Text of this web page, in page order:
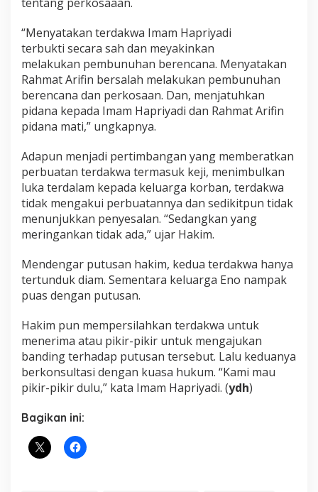
“Menyatakan terdakwa Imam Hapriyadi
terbukti secara sah dan meyakinkan
melakukan pembunuhan berencana. Menyatakan
Rahmat Arifin bersalah melakukan pembunuhan
berencana dan perkosaan. Dan, menjatuhkan
pidana kepada Imam Hapriyadi dan Rahmat Arifin
pidana mati,” ungkapnya.
Adapun menjadi pertimbangan yang memberatkan
perbuatan terdakwa termasuk keji, menimbulkan
luka terdalam kepada keluarga korban, terdakwa
tidak mengakui perbuatannya dan sedikitpun tidak
menunjukkan penyesalan. “Sedangkan yang
meringankan tidak ada,” ujar Hakim.
Mendengar putusan hakim, kedua terdakwa hanya
tertunduk diam. Sementara keluarga Eno nampak
puas dengan putusan.
Hakim pun mempersilahkan terdakwa untuk
menerima atau pikir-pikir untuk mengajukan
banding terhadap putusan tersebut. Lalu keduanya
berkonsultasi dengan kuasa hukum. “Kami mau
pikir-pikir dulu,” kata Imam Hapriyadi. (ydh)
Bagikan ini: